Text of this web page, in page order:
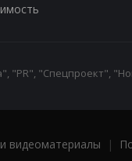
"Спецпроект",
видеоматериалы |